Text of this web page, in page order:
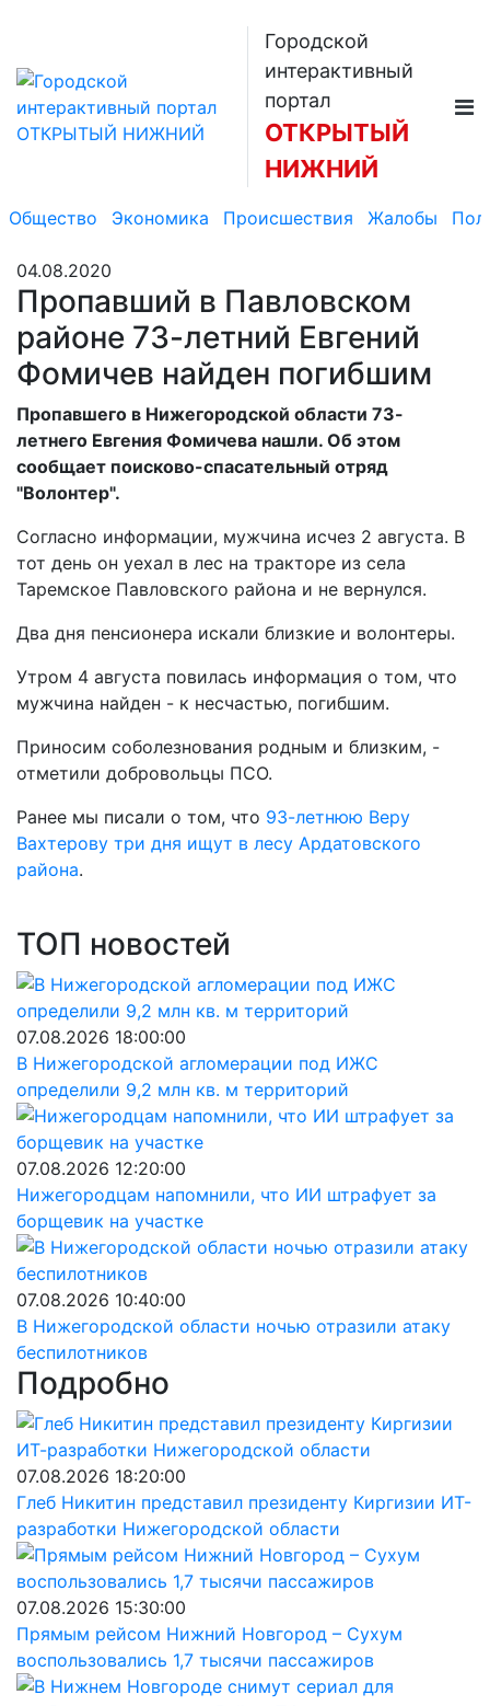
Городской
интерактивный
портал
ОТКРЫТЫЙ
НИЖНИЙ
Общество Экономика Происшествия Жалобы
04.08.2020
Пропавший в Павловском
районе 73-летний Евгений
Фомичев найден погибшим
Пропавшего в Нижегородской области 73-
летнего Евгения Фомичева нашли. Об этом
сообщает поисково-спасательный отряд
"Волонтер".
Согласно информации, мужчина исчез 2 августа. В
тот день он уехал в лес на тракторе из села
Таремское Павловского района и не вернулся.
Два дня пенсионера искали близкие и волонтеры.
Утром 4 августа повилась информация о том, что
мужчина найден - к несчастью, погибшим.
Приносим соболезнования родным и близким, -
отметили добровольцы ПСО.
Ранее мы писали о том, что 93-летнюю Веру
Вахтерову три дня ищут в лесу Ардатовского
района.
ТОП новостей
07.08.2026 18:00:00
В Нижегородской агломерации под ИЖС
определили 9,2 млн кв. м территорий
07.08.2026 12:20:00
Нижегородцам напомнили, что ИИ штрафует за
борщевик на участке
07.08.2026 10:40:00
В Нижегородской области ночью отразили атаку
беспилотников
Подробно
07.08.2026 18:20:00
Глеб Никитин представил президенту Киргизии ИТ-
разработки Нижегородской области
07.08.2026 15:30:00
Прямым рейсом Нижний Новгород – Сухум
воспользовались 1,7 тысячи пассажиров